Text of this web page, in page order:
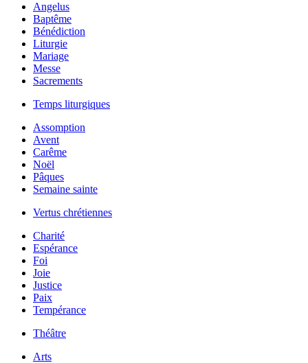
Angelus
Baptême
Bénédiction
Liturgie
Mariage
Messe
Sacrements
Temps liturgiques
Assomption
Avent
Carême
Noël
Pâques
Semaine sainte
Vertus chrétiennes
Charité
Espérance
Foi
Joie
Justice
Paix
Tempérance
Théâtre
Arts